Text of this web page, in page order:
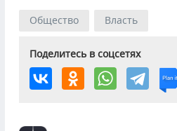
Общество Власть
Поделитесь в соцсетях